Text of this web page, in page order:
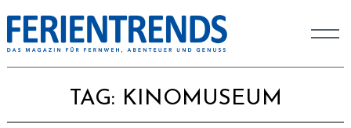
TAG: KINOMUSEUM